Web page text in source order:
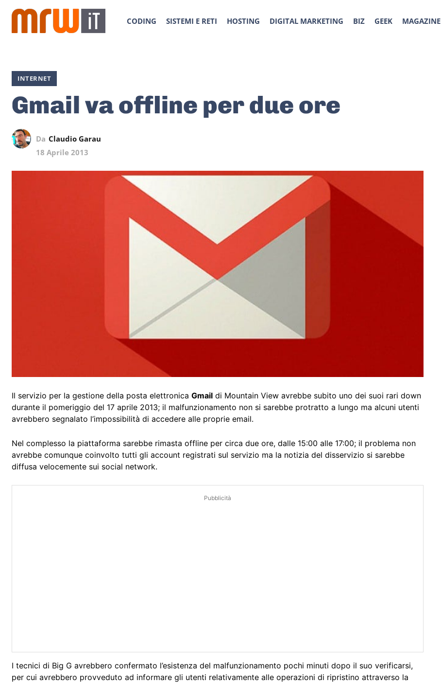
CODING SISTEMI E RETI HOSTING DIGITAL MARKETING BIZ GEEK MAGAZINE
INTERNET
Gmail va offline per due ore
Da Claudio Garau
18 Aprile 2013
Il servizio per la gestione della posta elettronica Gmail di Mountain View avrebbe subito uno dei suoi rari down
durante il pomeriggio del 17 aprile 2013; il malfunzionamento non si sarebbe protratto a lungo ma alcuni utenti
avrebbero segnalato l’impossibilità di accedere alle proprie email.
Nel complesso la piattaforma sarebbe rimasta offline per circa due ore, dalle 15:00 alle 17:00; il problema non
avrebbe comunque coinvolto tutti gli account registrati sul servizio ma la notizia del disservizio si sarebbe
diffusa velocemente sui social network.
Pubblicità
I tecnici di Big G avrebbero confermato l’esistenza del malfunzionamento pochi minuti dopo il suo verificarsi,
per cui avrebbero provveduto ad informare gli utenti relativamente alle operazioni di ripristino attraverso la